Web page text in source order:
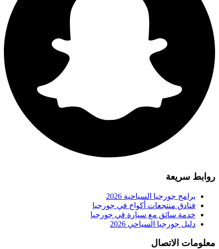
روابط سريعة
برامج جورجيا السياحية 2026
فنادق منتجعات أكواخ في جورجيا
خدمة سائق مع سيارة في جورجيا
دليل جورجيا السياحي 2026
معلومات الاتصال